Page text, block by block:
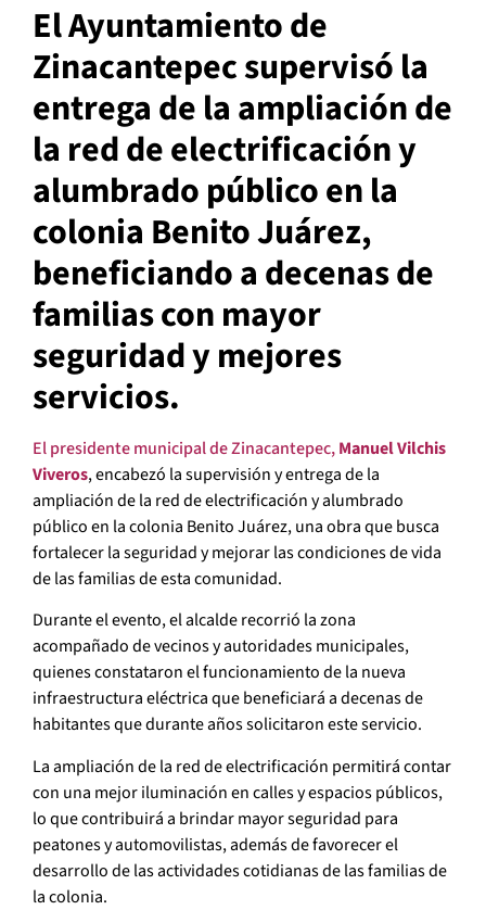
El Ayuntamiento de
Zinacantepec supervisó la
entrega de la ampliación de
la red de electrificación y
alumbrado público en la
colonia Benito Juárez,
beneficiando a decenas de
familias con mayor
seguridad y mejores
servicios.
El presidente municipal de Zinacantepec,Manuel Vilchis
Viveros, encabezó la supervisión y entrega de la
ampliación de la red de electrificación y alumbrado
público en la colonia Benito Juárez, una obra que busca
fortalecer la seguridad y mejorar las condiciones de vida
de las familias de esta comunidad.
Durante el evento, el alcalde recorrió la zona
acompañado de vecinos y autoridades municipales,
quienes constataron el funcionamiento de la nueva
infraestructura eléctrica que beneficiará a decenas de
habitantes que durante años solicitaron este servicio.
La ampliación de la red de electrificación permitirá contar
con una mejor iluminación en calles y espacios públicos,
lo que contribuirá a brindar mayor seguridad para
peatones y automovilistas, además de favorecer el
desarrollo de las actividades cotidianas de las familias de
la colonia.